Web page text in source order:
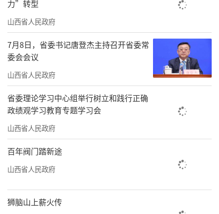
力”转型
山西省人民政府
7月8日，省委书记唐登杰主持召开省委常
委会会议
山西省人民政府
省委理论学习中心组举行树立和践行正确
政绩观学习教育专题学习会
山西省人民政府
百年阀门踏新途
山西省人民政府
狮脑山上薪火传